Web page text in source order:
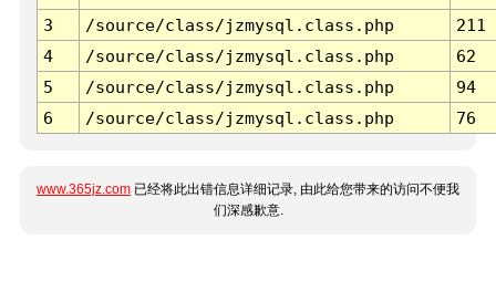
3 /source/class/jzmysql.class.php
211
4
/source/class/jzmysql.class.php
62
5
/source/class/jzmysql.class.php
94
6
/source/class/jzmysql.class.php 76
www.365jz.com 已经将此出错信息详细记录, 由此给您带来的访问不便我
们深感歉意.